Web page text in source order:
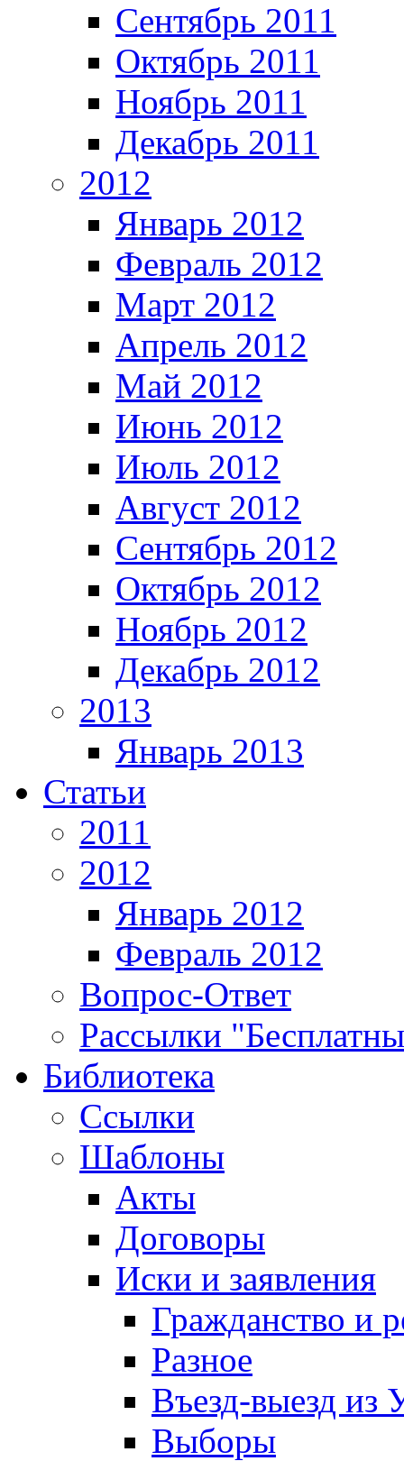
Сентябрь 2011
Октябрь 2011
Ноябрь 2011
Декабрь 2011
2012
Январь 2012
Февраль 2012
Март 2012
Апрель 2012
Май 2012
Июнь 2012
Июль 2012
Август 2012
Сентябрь 2012
Октябрь 2012
Ноябрь 2012
Декабрь 2012
2013
Январь 2013
Статьи
2011
2012
Январь 2012
Февраль 2012
Вопрос-Ответ
Рассылки
Библиотека
Ссылки
Шаблоны
Акты
Договоры
Иски и заявления
Гражданство и
Разное
Въезд-выезд из
Выборы